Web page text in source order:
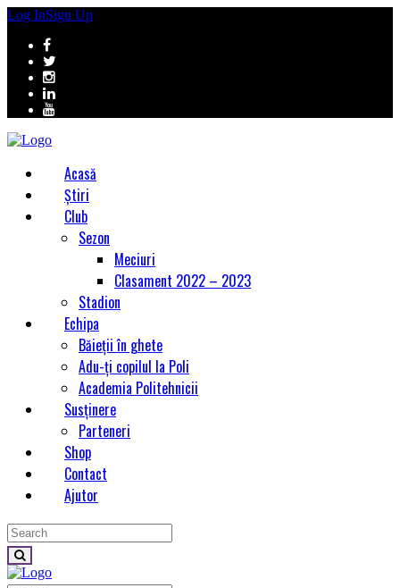
Log InSign Up
Acasă
Știri
Club
Sezon
Meciuri
Clasament 2022 – 2023
Stadion
Echipa
Băieții în ghete
Adu-ți copilul la Poli
Academia Politehnicii
Susținere
Parteneri
Shop
Contact
Ajutor